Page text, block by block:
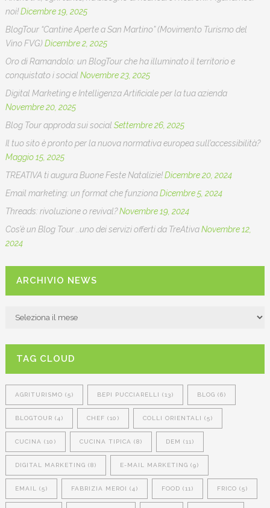
noi!Dicembre 19, 2025
BlogTour “Cantine Aperte a San Martino” (Movimento Turismo del
Vino FVG)Dicembre 2, 2025
Oro di Ramandolo: un BlogTour che ha illuminato il territorio e
conquistato i social Novembre 23, 2025
Digital Marketing e Intelligenza Artificiale per la tua azienda
Novembre 20, 2025
Blog Tour approda sui social Settembre 26, 2025
Il tuo sito è pronto per la nuova normativa europea sull’accessibilità?
Maggio 15, 2025
TREATIVA ti augura Buone Feste Natalizie!Dicembre 20, 2024
Email marketing: un format che funzionaDicembre 5, 2024
Threads: rivoluzione o revival?Novembre 19, 2024
Cos’è un Blog Tour ..uno dei servizi offerti da TreAtivaNovembre 12,
2024
ARCHIVIO NEWS
ARCHIVIO
TAG CLOUD
AGRITURISMO (5) BEPI PUCCIARELLI (13) BLOG (6)
BLOGTOUR (4) CHEF (10) COLLI ORIENTALI (5)
CUCINA (10) CUCINA TIPICA (8) DEM (11)
DIGITAL MARKETING (8) E-MAIL MARKETING (9)
EMAIL (5) FABRIZIA MEROI (4) FOOD (11) FRICO (5)